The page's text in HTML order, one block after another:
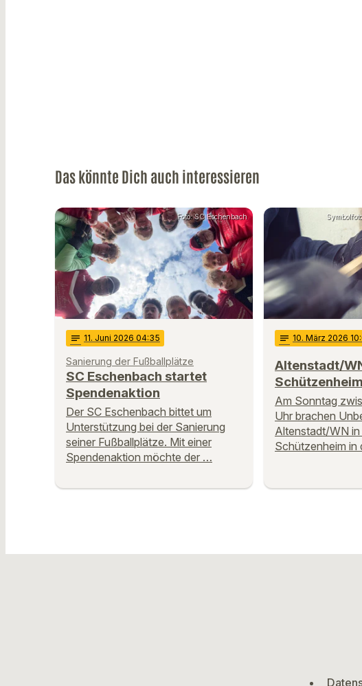
Das könnte Dich auch interessieren
Foto: SC Eschenbach
notes 11. Juni 2026 04:35
Sanierung der Fußballplätze
SC Eschenbach startet
Spendenaktion
Der SC Eschenbach bittet um
Unterstützung bei der Sanierung
seiner Fußballplätze. Mit einer
Spendenaktion möchte der …
notes 10. März 2026
Altenstadt/
Schützenheim
Am Sonntag
Uhr brachen
Altenstadt/WN in
Schützenheim